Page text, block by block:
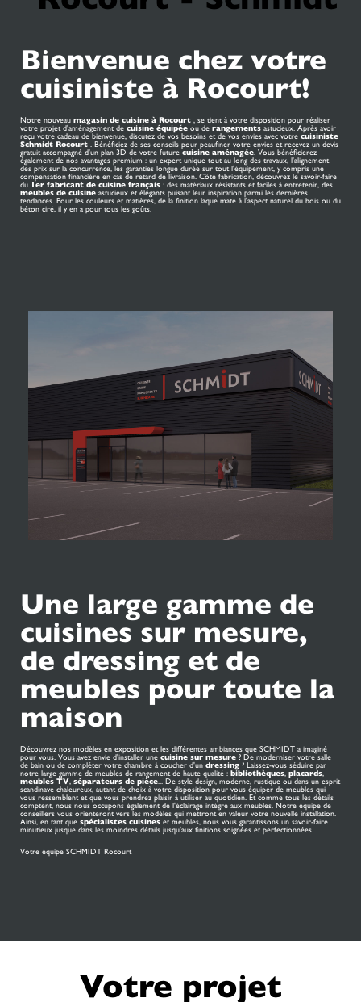
Bienvenue chez votre
cuisiniste à Rocourt!
Notre nouveau magasin de cuisine à Rocourt
, se tient à votre disposition pour réaliser
votre projet d'aménagement de cuisine équipée ou de rangements astucieux. Après avoir
reçu votre cadeau de bienvenue, discutez de vos besoins et de vos envies avec votre cuisiniste
Schmidt Rocourt
. Bénéficiez de ses conseils pour peaufiner votre envies et recevez un devis
gratuit accompagné d'un plan 3D de votre futurecuisine aménagée . Vous bénéficierez
également de nos avantages premium : un expert unique tout au long des travaux, l'alignement
des prix sur la concurrence, les garanties longue durée sur tout l'équipement, y compris une
compensation financière en cas de retard de livraison. Côté fabrication, découvrez le savoir-faire
du 1er fabricant de cuisine français : des matériaux résistants et faciles à entretenir, des
meubles de cuisine astucieux et élégants puisant leur inspiration parmi les dernières
tendances. Pour les couleurs et matières, de la finition laque mate à l'aspect naturel du bois ou du
béton ciré, il y en a pour tous les goûts.
Une large gamme de
cuisines sur mesure,
de dressing et de
meubles pour toute la
maison
Découvrez nos modèles en exposition et les différentes ambiances que SCHMIDT a imaginé
pour vous. Vous avez envie d'installer une cuisine sur mesure ? De moderniser votre salle
de bain ou de compléter votre chambre à coucher d'un dressing ? Laissez-vous séduire par
notre large gamme de meubles de rangement de haute qualité : bibliothèques placards
meubles TV séparateurs de pièce ... De style design, moderne, rustique ou dans un esprit
scandinave chaleureux, autant de choix à votre disposition pour vous équiper de meubles qui
vous ressemblent et que vous prendrez plaisir à utiliser au quotidien. Et comme tous les détails
comptent, nous nous occupons également de l'éclairage intégré aux meubles. Notre équipe de
conseillers vous orienteront vers les modèles qui mettront en valeur votre nouvelle installation.
Ainsi, en tant que spécialistes cuisines et meubles, nous vous garantissons un savoir-faire
minutieux jusque dans les moindres détails jusqu'aux finitions soignées et perfectionnées.
Votre équipe SCHMIDT Rocourt
Votre projet